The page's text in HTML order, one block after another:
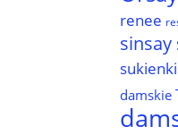
renee
damskie